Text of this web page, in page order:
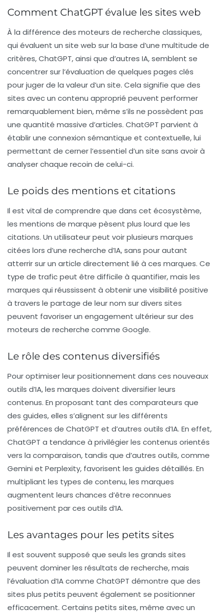
Comment ChatGPT évalue les sites web
À la différence des moteurs de recherche classiques,
qui évaluent un site web sur la base d’une multitude de
critères, ChatGPT, ainsi que d’autres IA, semblent se
concentrer sur l’évaluation de quelques pages clés
pour juger de la valeur d’un site. Cela signifie que des
sites avec un contenu approprié peuvent performer
remarquablement bien, même s’ils ne possèdent pas
une quantité massive d’articles. ChatGPT parvient à
établir une connexion sémantique et contextuelle, lui
permettant de cerner l’essentiel d’un site sans avoir à
analyser chaque recoin de celui-ci.
Le poids des mentions et citations
Il est vital de comprendre que dans cet écosystème,
les mentions de marque pèsent plus lourd que les
citations. Un utilisateur peut voir plusieurs marques
citées lors d’une recherche d’IA, sans pour autant
atterrir sur un article directement lié à ces marques. Ce
type de trafic peut être difficile à quantifier, mais les
marques qui réussissent à obtenir une visibilité positive
à travers le partage de leur nom sur divers sites
peuvent favoriser un engagement ultérieur sur des
moteurs de recherche comme Google.
Le rôle des contenus diversifiés
Pour optimiser leur positionnement dans ces nouveaux
outils d’IA, les marques doivent diversifier leurs
contenus. En proposant tant des comparateurs que
des guides, elles s’alignent sur les différents
préférences de ChatGPT et d’autres outils d’IA. En effet,
ChatGPT a tendance à privilégier les contenus orientés
vers la comparaison, tandis que d’autres outils, comme
Gemini et Perplexity, favorisent les guides détaillés. En
multipliant les types de contenu, les marques
augmentent leurs chances d’être reconnues
positivement par ces outils d’IA.
Les avantages pour les petits sites
Il est souvent supposé que seuls les grands sites
peuvent dominer les résultats de recherche, mais
l’évaluation d’IA comme ChatGPT démontre que des
sites plus petits peuvent également se positionner
efficacement. Certains petits sites, même avec un